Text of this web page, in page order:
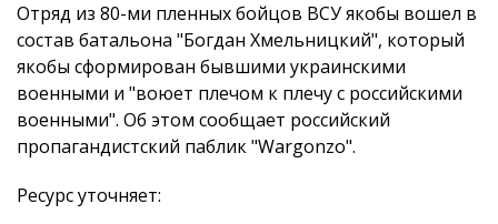
Отряд из 80-ми пленных бойцов ВСУ якобы вошел в
состав батальона "Богдан Хмельницкий", который
якобы сформирован бывшими украинскими
военными и "воюет плечом к плечу с российскими
военными". Об этом сообщает российский
пропагандистский паблик "Wargonzo".
Ресурс уточняет: